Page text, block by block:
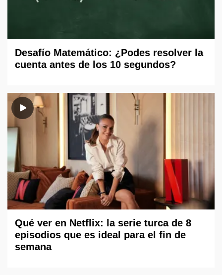
Desafío Matemático: ¿Podes resolver la
cuenta antes de los 10 segundos?
Qué ver en Netflix: la serie turca de 8
episodios que es ideal para el fin de
semana